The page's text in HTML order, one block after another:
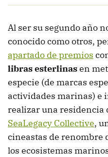
Al ser su segundo año
conocido como otros,
apartado de premios
libras esterlinasen
especie (de marcas
actividades marinas) e
realizar una residencia
SeaLegacy Collective,
cineastas de renombre
los ecosistemas